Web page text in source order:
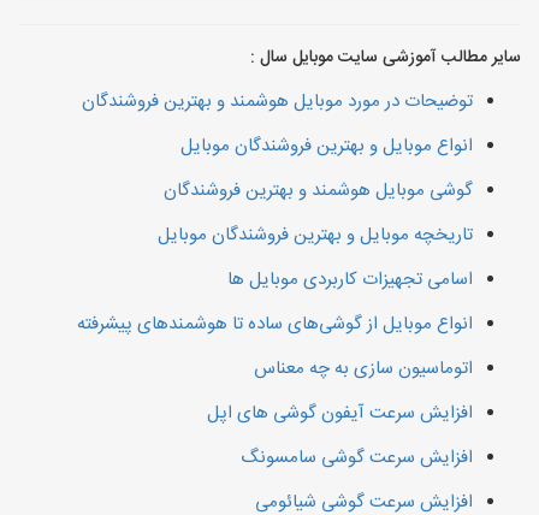
سایر مطالب آموزشی سایت موبایل سال :
توضیحات در مورد موبایل هوشمند و بهترین فروشندگان
انواع موبایل و بهترین فروشندگان موبایل
گوشی موبایل هوشمند و بهترین فروشندگان
تاریخچه موبایل و بهترین فروشندگان موبایل
اسامی تجهیزات کاربردی موبایل ها
انواع موبایل از گوشی‌های ساده تا هوشمندهای پیشرفته
اتوماسیون سازی به چه معناس
افزایش سرعت آیفون گوشی های اپل
افزایش سرعت گوشی سامسونگ
افزایش سرعت گوشی شیائومی